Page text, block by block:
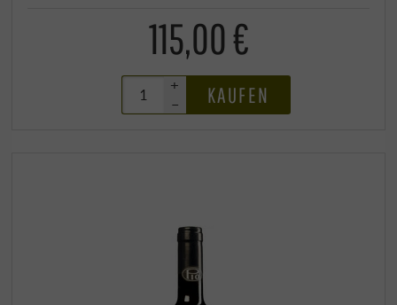
115,00 €
+
–
KAUFEN